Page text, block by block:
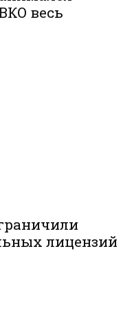
весь
лицензий